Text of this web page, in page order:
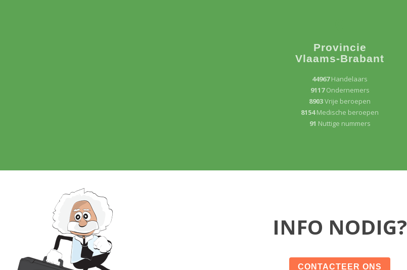
Provincie
Vlaams-Brabant
44967Handelaars
9117Ondernemers
8903Vrije beroepen
8154Medische beroepen
91 Nuttige nummers
INFO NODIG?
CONTACTEER ONS